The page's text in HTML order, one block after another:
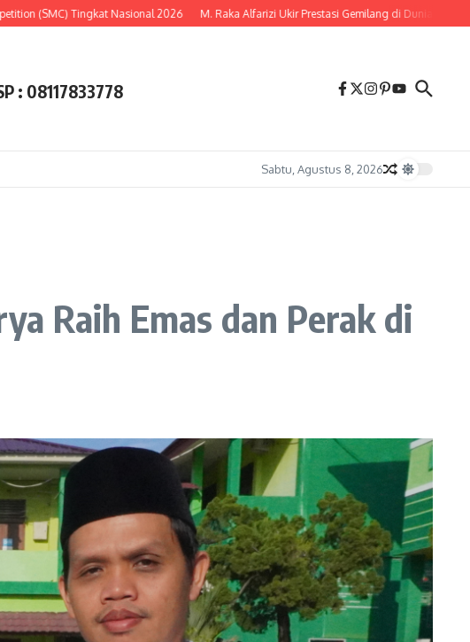
Tingkat Nasional 2026 M. Raka Alfarizi Ukir Prestasi Gemilang di Dunia Renang,
: 08117833778
Sabtu, Agustus 8, 2026
Raih Emas dan Perak di